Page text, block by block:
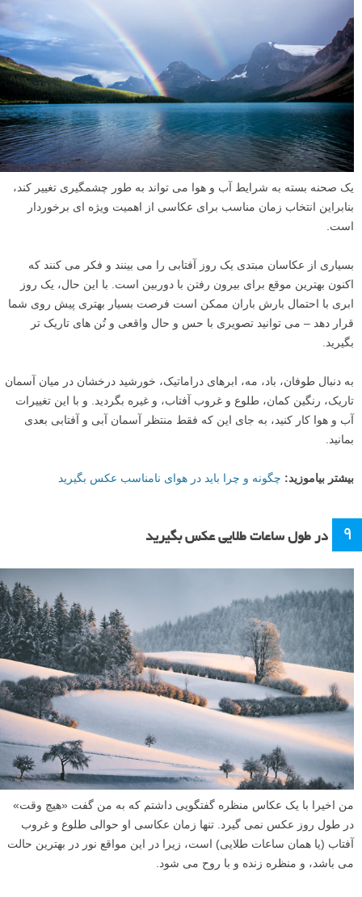
یک صحنه بسته به شرایط آب و هوا می تواند به طور چشمگیری تغییر کند،
بنابراین انتخاب زمان مناسب برای عکاسی از اهمیت ویژه ای برخوردار
است.
بسیاری از عکاسان مبتدی یک روز آفتابی را می بینند و فکر می کنند که
اکنون بهترین موقع برای بیرون رفتن با دوربین است. با این حال، یک روز
ابری با احتمال بارش باران ممکن است فرصت بسیار بهتری پیش روی شما
قرار دهد – می توانید تصویری با حس و حال واقعی و تُن های تاریک تر
بگیرید.
به دنبال طوفان، باد، مه، ابرهای دراماتیک، خورشید درخشان در میان آسمان
تاریک، رنگین کمان، طلوع و غروب آفتاب، و غیره بگردید. و با این تغییرات
آب و هوا کار کنید، به جای این که فقط منتظر آسمان آبی و آفتابی بعدی
بمانید.
بیشتر بیاموزید: چگونه و چرا باید در هوای نامناسب عکس بگیرید
۹ در طول ساعات طلایی عکس بگیرید
من اخیرا با یک عکاس منظره گفتگویی داشتم که به من گفت «هیچ وقت»
در طول روز عکس نمی گیرد. تنها زمان عکاسی او حوالی طلوع و غروب
آفتاب (یا همان ساعات طلایی) است، زیرا در این مواقع نور در بهترین حالت
می باشد، و منظره زنده و با روح می شود.